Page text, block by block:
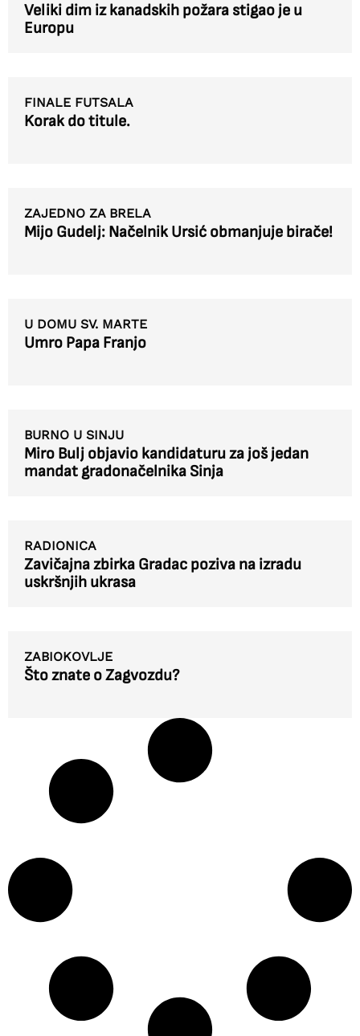
Veliki dim iz kanadskih požara stigao je u
Europu
FINALE FUTSALA
Korak do titule.
ZAJEDNO ZA BRELA
Mijo Gudelj: Načelnik Ursić obmanjuje birače!
U DOMU SV. MARTE
Umro Papa Franjo
BURNO U SINJU
Miro Bulj objavio kandidaturu za još jedan
mandat gradonačelnika Sinja
RADIONICA
Zavičajna zbirka Gradac poziva na izradu
uskršnjih ukrasa
ZABIOKOVLJE
Što znate o Zagvozdu?